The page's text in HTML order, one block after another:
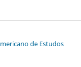
de Estudos